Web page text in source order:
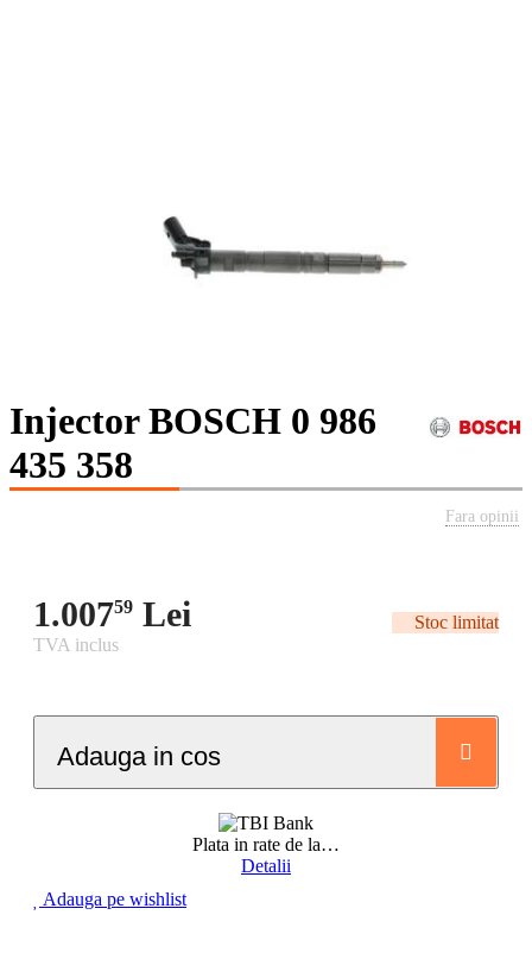
Injector BOSCH 0 986
435 358
Fara opinii
1.00759 Lei
Stoc limitat
TVA inclus
Adauga in cos
Plata in rate de la…
Detalii
Adauga pe wishlist